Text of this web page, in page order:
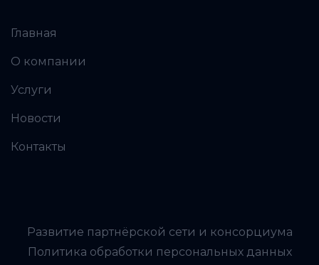
Главная
О компании
Услуги
Новости
Контакты
Развитие партнёрской сети и консорциума
Политика обработки персональных данных